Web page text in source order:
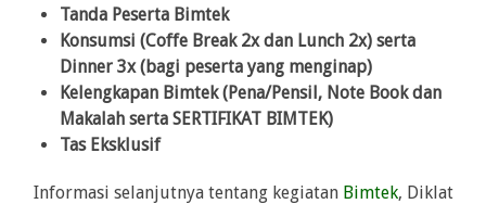
Tanda Peserta Bimtek
Konsumsi (Coffe Break 2x dan Lunch 2x) serta
Dinner 3x (bagi peserta yang menginap)
Kelengkapan Bimtek (Pena/Pensil, Note Book dan
Makalah serta SERTIFIKAT BIMTEK)
Tas Eksklusif
Informasi selanjutnya tentang kegiatan Bimtek, Diklat